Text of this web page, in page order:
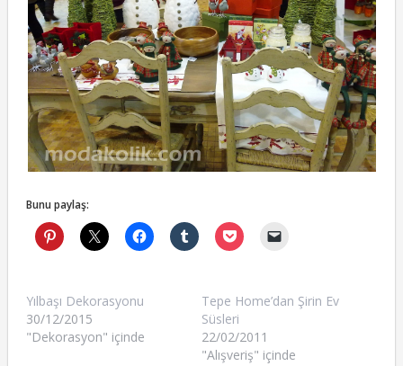
Bunu paylaş:
Yılbaşı Dekorasyonu
30/12/2015
"Dekorasyon" içinde
Tepe Home’dan Şirin Ev
Süsleri
22/02/2011
"Alışveriş" içinde